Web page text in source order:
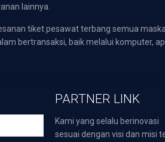
lainnya.
tiket pesawat terbang semua
bertransaksi, baik melalui komputer,
PARTNER LINK
Kami yang selalu berinovasi
sesuai dengan visi dan misi